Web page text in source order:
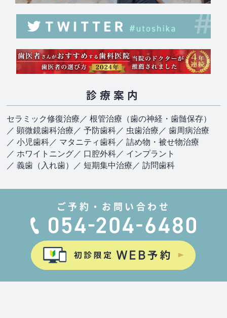
診療案内
セラミック修復治療／ 根管治療（歯の神経・歯髄保存）
／ 顕微鏡歯科治療／ 予防歯科／ 虫歯治療／ 歯周病治療
／ 小児歯科／ マタニティ歯科／ 詰め物・被せ物治療
／ ホワイトニング／ 口腔外科／ インプラント
／ 義歯（入れ歯） ／ 短期集中治療／ 訪問歯科
ご予約・お問い合わせ